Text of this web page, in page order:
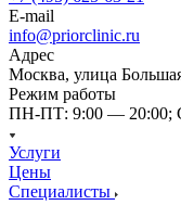
E-mail
info@priorclinic.ru
Адрес
Москва, улица
Режим работы
ПН-ПТ: 9:00 — 20:00;
Услуги
Цены
Специалисты